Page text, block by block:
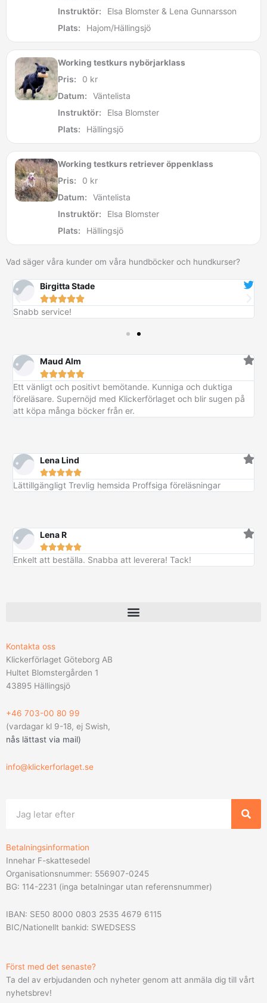
Instruktör:
Elsa Blomster & Lena Gunnarsson
Plats:
Hajom/Hällingsjö
Working testkurs nybörjarklass
Pris: 0 kr
Datum:
Väntelista
Instruktör:
Elsa Blomster
Plats:
Hällingsjö
Working testkurs retriever öppenklass
Pris: 0 kr
Datum:
Väntelista
Instruktör:
Elsa Blomster
Plats:
Hällingsjö
Vad säger våra kunder om våra hundböcker och hundkurser?
Birgitta Stade

Snabb service!
Maud Alm

Ett vänligt och positivt bemötande. Kunniga och duktiga
föreläsare. Supernöjd med Klickerförlaget och blir sugen på
att köpa många böcker från er.
Lena Lind

Lättillgängligt Trevlig hemsida Proffsiga föreläsningar
Lena R

Enkelt att beställa. Snabba att leverera! Tack!
Kontakta oss
Klickerförlaget Göteborg AB
Hultet Blomstergården 1
43895 Hällingsjö
+46 703-00 80 99
(vardagar kl 9-18, ej Swish,
nås lättast via mail)
info@klickerforlaget.se
Betalningsinformation
Innehar F-skattesedel
Organisationsnummer: 556907-0245
BG: 114-2231 (inga betalningar utan referensnummer)
IBAN: SE50 8000 0803 2535 4679 6115
BIC/Nationellt bankid: SWEDSESS
Först med det senaste?
Ta del av erbjudanden och nyheter genom att anmäla dig till vårt
nyhetsbrev!